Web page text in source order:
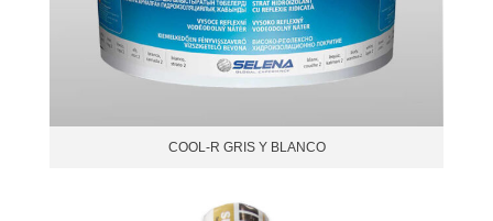
COOL-R GRIS Y BLANCO